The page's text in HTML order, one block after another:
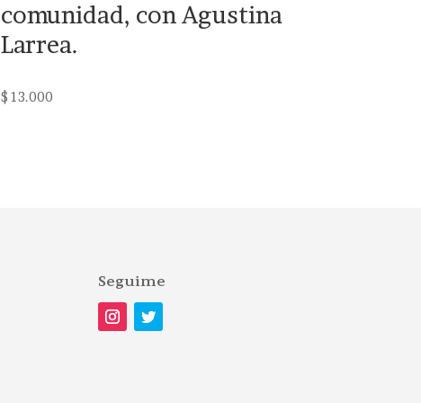
comunidad, con Agustina
Larrea.
$ 13.000
Seguime